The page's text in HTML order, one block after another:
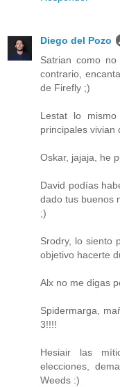
Diego del Pozo
Satrian como
contrario,
de Firefly ;)
Lestat lo
principales vivian
Oskar, jajaja, he
David podías
dado tus buenos
;)
Srodry, lo siento
objetivo hacerte
Alx no me digas
Spidermarga,
3!!!!
Hesiair las
elecciones,
Weeds :)